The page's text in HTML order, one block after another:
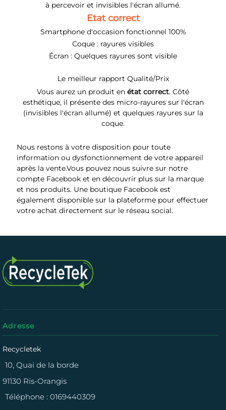
à percevoir et invisibles l'écran allumé.
Etat correct
Smartphone d'occasion fonctionnel 100%
Coque : rayures visibles
Écran : Quelques rayures sont visible
Le meilleur rapport Qualité/Prix
Vous aurez un produit en état correct. Côté
esthétique, il présente des micro-rayures sur l'écran
(invisibles l'écran allumé) et quelques rayures sur la
coque.
Nous restons à votre disposition pour toute
information ou dysfonctionnement de votre appareil
après la vente.Vous pouvez nous suivre sur notre
compte Facebook et en découvrir plus sur la marque
et nos produits. Une boutique Facebook est
également disponible sur la plateforme pour effectuer
votre achat directement sur le réseau social.
Adresse
Recycletek
10, Quai de la borde
91130 Ris-Orangis
Téléphone : 0169440309